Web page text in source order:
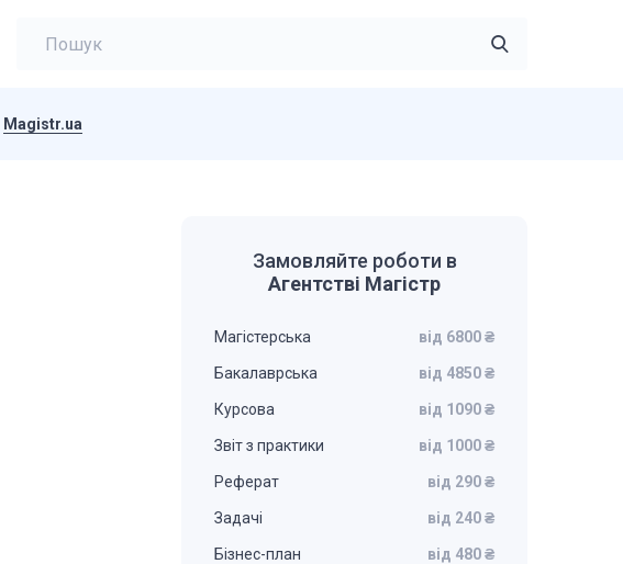
Magistr.ua
Замовляйте роботи в
Агентстві Магістр
Магістерська від 6800 ₴
Бакалаврська від 4850 ₴
Курсова від 1090 ₴
Звіт з практики від 1000 ₴
Реферат від 290 ₴
Задачі від 240 ₴
Бізнес-план від 480 ₴